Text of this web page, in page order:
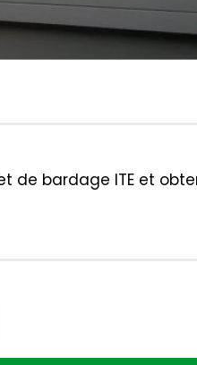
de bardage ITE et